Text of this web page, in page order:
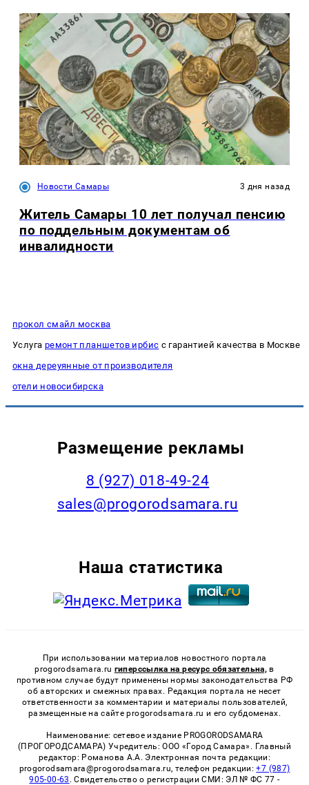
Новости Самары 3 дня назад
Житель Самары 10 лет получал пенсию
по поддельным документам об
инвалидности
прокол смайл москва
Услуга ремонт планшетов ирбис с гарантией качества в Москве
окна дереуянные от производителя
отели новосибирска
Размещение рекламы
8 (927) 018-49-24
sales@progorodsamara.ru
Наша статистика
При использовании материалов новостного портала
progorodsamara.ru гиперссылка на ресурс обязательна, в
противном случае будут применены нормы законодательства РФ
об авторских и смежных правах. Редакция портала не несет
ответственности за комментарии и материалы пользователей,
размещенные на сайте progorodsamara.ru и его субдоменах.
Наименование: сетевое издание PROGORODSAMARA
(ПРОГОРОДСАМАРА) Учредитель: ООО «Город Самара». Главный
редактор: Романова А.А. Электронная почта редакции:
progorodsamara@progorodsamara.ru, телефон редакции:+7 (987)
905-00-63 . Свидетельство о регистрации СМИ: ЭЛ № ФС 77 -